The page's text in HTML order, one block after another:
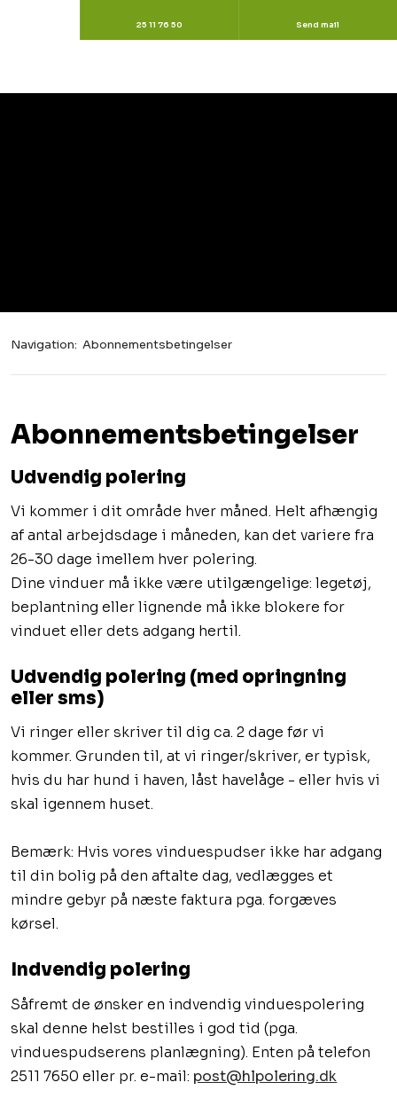
25 11 76 50 Send mail
Navigation:Abonnementsbetingelser
Abonnementsbetingelser​
​Udvendig polering
Vi kommer i dit område hver måned. Helt afhængig
af antal arbejdsdage i måneden, kan det variere fra
26-30 dage imellem hver polering.
Dine vinduer må ikke være utilgængelige: legetøj,
beplantning eller lignende må ikke blokere for
vinduet eller dets adgang hertil.
Udvendig polering (med opringning
eller sms)
Vi ringer eller skriver til dig ca. 2 dage før vi
kommer. Grunden til, at vi ringer/skriver, er typisk,
hvis du har hund i haven, låst havelåge - eller hvis vi
skal igennem huset.
Bemærk: Hvis vores vinduespudser ikke har adgang
til din bolig på den aftalte dag, vedlægges et
mindre gebyr på næste faktura pga. forgæves
kørsel.
Indvendig polering
​Såfremt de ønsker en indvendig vinduespolering
skal denne helst bestilles i god tid (pga.
vinduespudserens planlægning). Enten på telefon
2511 7650 eller pr. e-mail: post@hlpolering.dk